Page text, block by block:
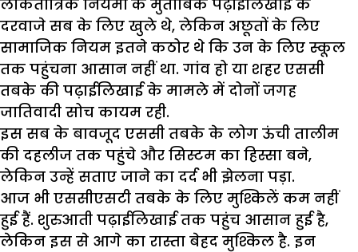
लोकतांत्रिक नियमों के मुताबिक पढ़ाईलिखाई के
दरवाजे सब के लिए खुले थे, लेकिन अछूतों के लिए
सामाजिक नियम इतने कठोर थे कि उन के लिए स्कूल
तक पहुंचना आसान नहीं था. गांव हो या शहर एससी
तबके की पढ़ाईलिखाई के मामले में दोनों जगह
जातिवादी सोच कायम रही.
इस सब के बावजूद एससी तबके के लोग ऊंची तालीम
की दहलीज तक पहुंचे और सिस्टम का हिस्सा बने,
लेकिन उन्हें सताए जाने का दर्द भी झेलना पड़ा.
आज भी एससीएसटी तबके के लिए मुश्किलें कम नहीं
हुई हैं. शुरुआती पढ़ाईलिखाई तक पहुंच आसान हुई है,
लेकिन इस से आगे का रास्ता बेहद मुश्किल है. इन